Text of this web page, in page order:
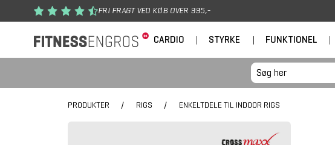
Gå til hovedindhold FRI FRAGT VED KØB OVER 995,-
CARDIO | STYRKE | FUNKTIONEL |
PRODUKTER / RIGS / ENKELTDELE TIL INDOOR RIGS